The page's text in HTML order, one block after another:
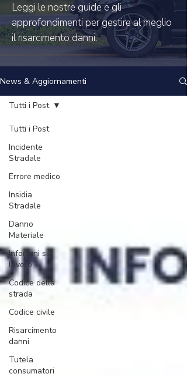
Leggi le nostre guide e gli
approfondimenti per gestire al meglio
il risarcimento danni.
News & Aggiornamenti
Tutti i Post
Incidente
Stradale
Errore medico
Insidia
Stradale
Danno
Materiale
Infortuni sul
lavoro
Codice della
strada
Codice civile
Risarcimento
danni
Tutela
consumatori
Tutti i Post